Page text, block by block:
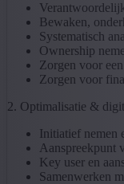
Bewaken,
Systematisch
Ownership
Zorgen voor
Zorgen voor
2. Optimalisatie &
Initiatief nemen
Aanspreekpunt
Key user en
Samenwerken